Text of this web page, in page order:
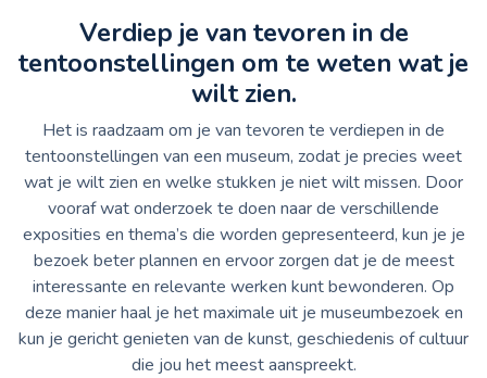
Verdiep je van tevoren in de
tentoonstellingen om te weten wat je
wilt zien.
Het is raadzaam om je van tevoren te verdiepen in de
tentoonstellingen van een museum, zodat je precies weet
wat je wilt zien en welke stukken je niet wilt missen. Door
vooraf wat onderzoek te doen naar de verschillende
exposities en thema’s die worden gepresenteerd, kun je je
bezoek beter plannen en ervoor zorgen dat je de meest
interessante en relevante werken kunt bewonderen. Op
deze manier haal je het maximale uit je museumbezoek en
kun je gericht genieten van de kunst, geschiedenis of cultuur
die jou het meest aanspreekt.